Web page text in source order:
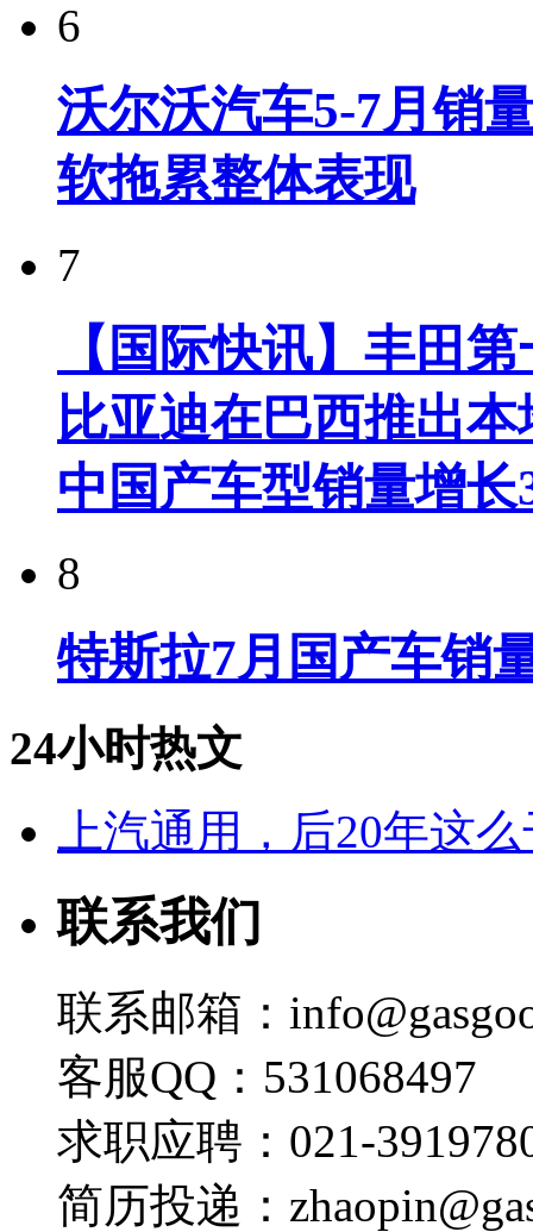
6
沃尔沃汽车5-7月销
软拖累整体表现
7
【国际快讯】丰田
比亚迪在巴西推出
中国产车型销量增长
8
特斯拉7月国产车销
24小时热文
上汽通用，后20年这
联系我们
联系邮箱：
客服QQ：531068497
求职应聘：021-
简历投递：